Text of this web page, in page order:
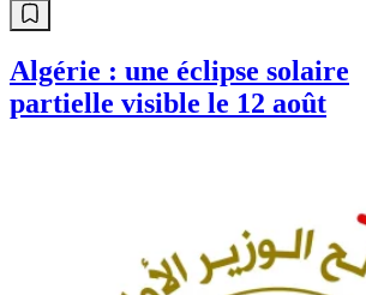
Algérie : une éclipse solaire
partielle visible le 12 août